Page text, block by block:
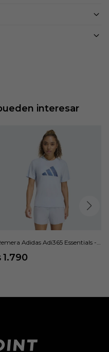
interesar
Adidas Adi365 Essentials -
1.790